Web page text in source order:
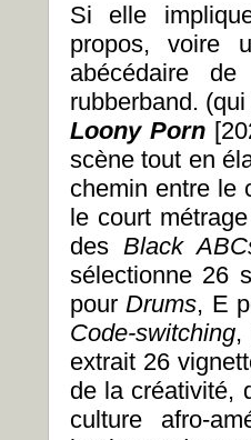
Si elle
propos, voire
abécédaire
rubberband.
Loony Porn
scène tout en
chemin entre le
le court
des Black
sélectionne 26
pourDrums, E
Code-switching,
extrait 26
de la créativité,
culture afro-